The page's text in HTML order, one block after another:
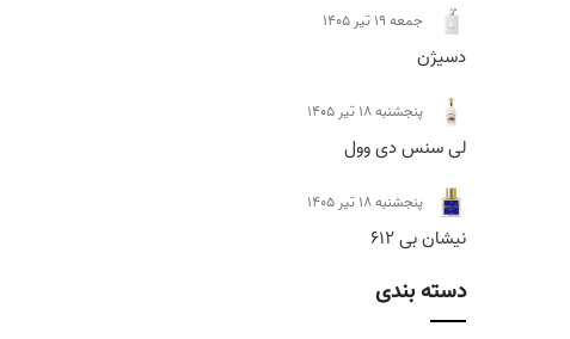
جمعه 19 تیر 1405
دسیژن
پنجشنبه 18 تیر 1405
لی سنس دی وول
پنجشنبه 18 تیر 1405
نیشان بی 612
دسته بندی